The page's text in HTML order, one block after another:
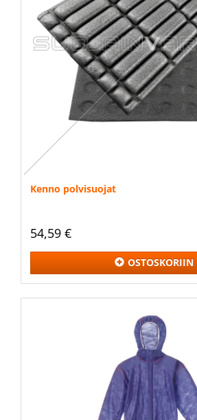
Kenno polvisuojat
54,59 €
OSTOSKORIIN